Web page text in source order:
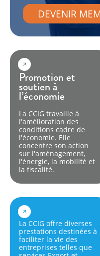
DEVENIR
Promotion et
soutien à
l’économie
La CCIG travaille à
l'amélioration des
conditions cadre de
l'économie. Elle
concentre son action
sur l'aménagement,
l'énergie, la mobilité et
la fiscalité.
La CCIG offre diverses
prestations destinées à
faciliter la vie des
entreprises telles que